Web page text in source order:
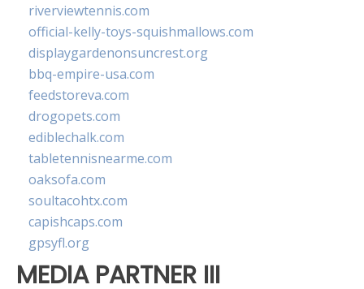
riverviewtennis.com
official-kelly-toys-squishmallows.com
displaygardenonsuncrest.org
bbq-empire-usa.com
feedstoreva.com
drogopets.com
ediblechalk.com
tabletennisnearme.com
oaksofa.com
soultacohtx.com
capishcaps.com
gpsyfl.org
MEDIA PARTNER III